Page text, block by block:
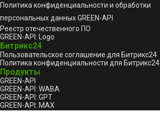
Политика конфиденциальности и обработки
персональных данных GREEN-API
Реестр отечественного ПО
GREEN-API: Logo
Битрикс24
Пользовательское соглашение для Битрикс24
Политика конфиденциальности для Битрикс24
Продукты
GREEN-API
GREEN-API: WABA
GREEN-API: GPT
GREEN-API: MAX